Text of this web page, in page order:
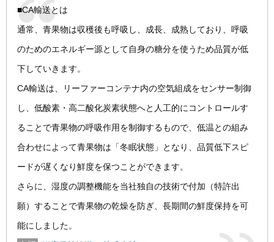
■CA輸送とは
通常、青果物は収穫後も呼吸し、成長、成熟しており、呼吸
のためのエネルギー源として自身の糖分を使うため品質が低
下していきます。
CA輸送は、リーファーコンテナ内の空気組成をセンサー制御
し、低酸素・高二酸化炭素状態へと人工的にコントロールす
ることで青果物の呼吸作用を制御するもので、低温との組み
合わせによって青果物は「冬眠状態」となり、品質低下スピ
ードが遅くなり鮮度を保つことができます。
さらに、湿度の調整機能を当社独自の技術で付加（特許出
願）することで青果物の乾燥を防ぎ、長期間の鮮度保持を可
能にしました。